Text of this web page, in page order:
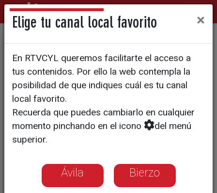
El universo onírico de
Gustavo Martín Garzo: "Una
biblioteca es un almacén de
sueños"
Los libreros homenajean la trayectoria
del escritor vallisoletano, que nos
hablar de su última novela, 'Un paraíso
de escombros'
Elige tu canal local favorito ×
En RTVCYL queremos facilitarte el acceso a
tus contenidos. Por ello la web contempla la
posibilidad de que indiques cuál es tu canal
local favorito.
Recuerda que puedes cambiarlo en cualquier
momento pinchando en el icono
del menú
superior.
Ávila Bierzo